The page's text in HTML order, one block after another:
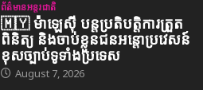
ព័ត៌មានអន្តរជាតិ
🇲🇾 ម៉ាឡេស៊ី បន្តប្រតិបត្តិការត្រួត
ពិនិត្យ និងចាប់ខ្លួនជនអន្តោប្រវេសន៍
ខុសច្បាប់ទូទាំងប្រទេស
August 7, 2026